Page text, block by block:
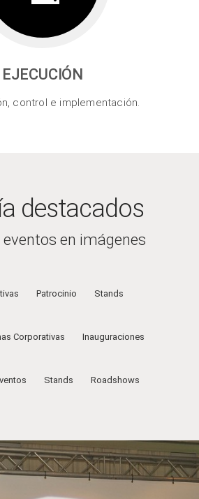
EJECUCIÓN
control e implementación.
destacados
en imágenes
Patrocinio Stands
Corporativas Inauguraciones
Stands Roadshows